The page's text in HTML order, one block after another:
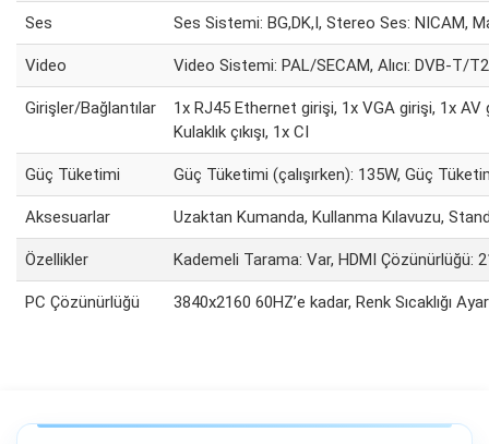
Ses Ses Sistemi: BG,DK,I, Stereo Ses: NICAM,
Video Video Sistemi: PAL/SECAM, Alıcı: DVB-T/
Girişler/Bağlantılar
1x RJ45 Ethernet girişi, 1x VGA girişi, 1x AV
Kulaklık çıkışı, 1x CI
Güç Tüketimi Güç Tüketimi (çalışırken): 135W, Güç
Aksesuarlar Uzaktan Kumanda, Kullanma Kılavuzu,
Özellikler Kademeli Tarama: Var, HDMI Çözünürlüğü:
PC Çözünürlüğü 3840x2160 60HZ’e kadar, Renk Sıcaklığı